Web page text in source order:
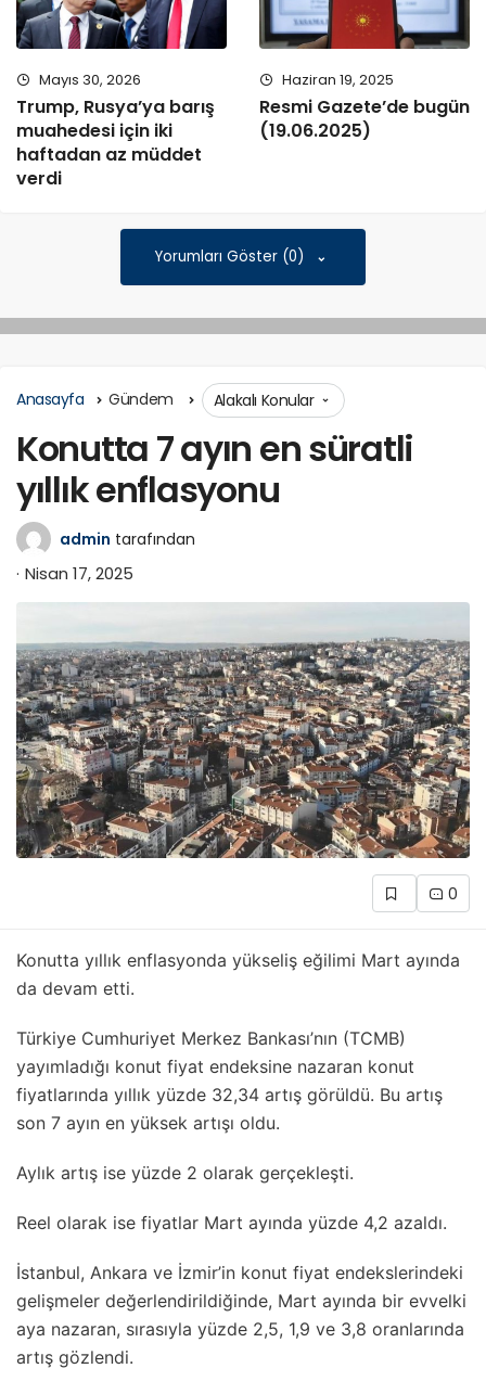
Mayıs 30, 2026
Trump, Rusya’ya barış
muahedesi için iki
haftadan az müddet
verdi
Haziran 19, 2025
Resmi Gazete’de bugün
(19.06.2025)
Yorumları Göster (0)
Anasayfa Gündem Alakalı Konular
Konutta 7 ayın en süratli
yıllık enflasyonu
admin tarafından
Nisan 17, 2025
0
Konutta yıllık enflasyonda yükseliş eğilimi Mart ayında
da devam etti.
Türkiye Cumhuriyet Merkez Bankası’nın (TCMB)
yayımladığı konut fiyat endeksine nazaran konut
fiyatlarında yıllık yüzde 32,34 artış görüldü. Bu artış
son 7 ayın en yüksek artışı oldu.
Aylık artış ise yüzde 2 olarak gerçekleşti.
Reel olarak ise fiyatlar Mart ayında yüzde 4,2 azaldı.
İstanbul, Ankara ve İzmir’in konut fiyat endekslerindeki
gelişmeler değerlendirildiğinde, Mart ayında bir evvelki
aya nazaran, sırasıyla yüzde 2,5, 1,9 ve 3,8 oranlarında
artış gözlendi.